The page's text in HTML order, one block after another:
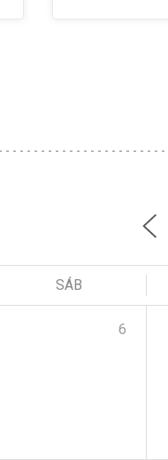
SÁB
6